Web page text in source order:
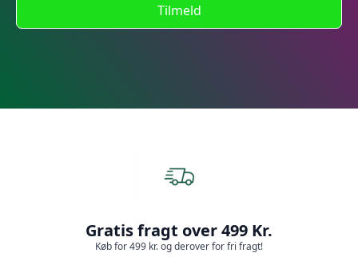
Tilmeld
Gratis fragt over 499 Kr.
Køb for 499 kr. og derover for fri fragt!